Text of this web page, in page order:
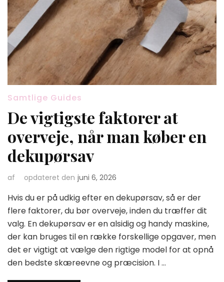
Samtlige Guides
De vigtigste faktorer at
overveje, når man køber en
dekupørsav
af opdateret den juni 6, 2026
Hvis du er på udkig efter en dekupørsav, så er der
flere faktorer, du bør overveje, inden du træffer dit
valg. En dekupørsav er en alsidig og handy maskine,
der kan bruges til en række forskellige opgaver, men
det er vigtigt at vælge den rigtige model for at opnå
den bedste skæreevne og præcision. I …